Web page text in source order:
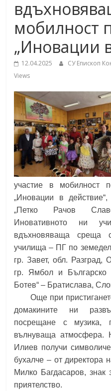
under the
School,
Burgas
Средно
училище
"Епископ
Константин
Преславски"
Бургас
мобилност
„Иновации
12.04.2025 СУ Епископ
Views
участие в мобилност
„Иновации в
„Петко Рачов
Иновативното ни
вдъхновяваща среща
училища – ПГ по
гр. Завет, обл. Разград,
гр. Ямбол и Българско
Ботев“ – Братислава,
Още при пристигането
домакините ни
посрещане с музика,
вълнуваща атмосфера.
Илиев получи
бухалче – от директора
Милко Багдасаров, знак
приятелство.